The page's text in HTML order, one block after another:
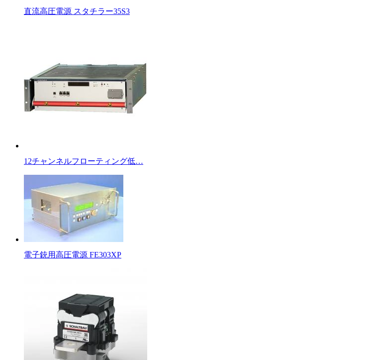
直流高圧電源 スタチラー35S3
12チャンネルフローティング低…
電子銃用高圧電源 FE303XP